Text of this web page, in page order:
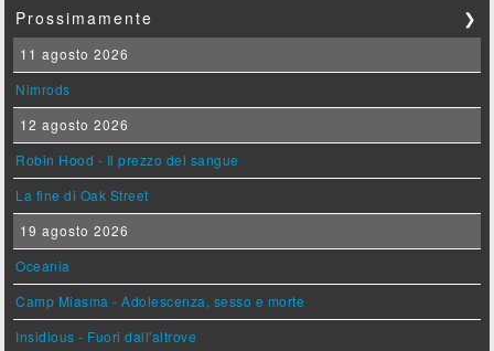
Prossimamente ❯
11 agosto 2026
Nimrods
12 agosto 2026
Robin Hood - Il prezzo del sangue
La fine di Oak Street
19 agosto 2026
Oceania
Camp Miasma - Adolescenza, sesso e morte
Insidious - Fuori dall'altrove